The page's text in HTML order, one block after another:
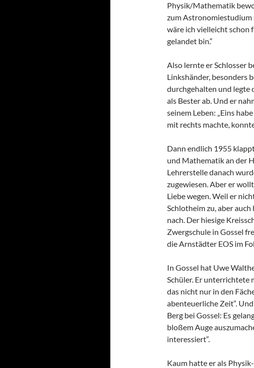
Physik/Mathematik
zum Astronomiestudium
wäre ich vielleicht schon
gelandet bin.“
Also lernte er Schlosser
Linkshänder, besonders
durchgehalten und legte
als Bester ab. Und er
seinem Leben: „Eins
mit rechts machte,
Dann endlich 1955
und Mathematik an der
Lehrerstelle danach
zugewiesen. Aber er
Liebe wegen. Weil er
Schlotheim zu, aber
nach. Der hiesige
Zwergschule in Gossel
die Arnstädter EOS im
In Gossel hat Uwe
Schüler. Er unterrichtete
das nicht nur in den
abenteuerliche Zeit“.
Berg bei Gossel: Es
bloßem Auge
interessiert“.
Kaum hatte er als